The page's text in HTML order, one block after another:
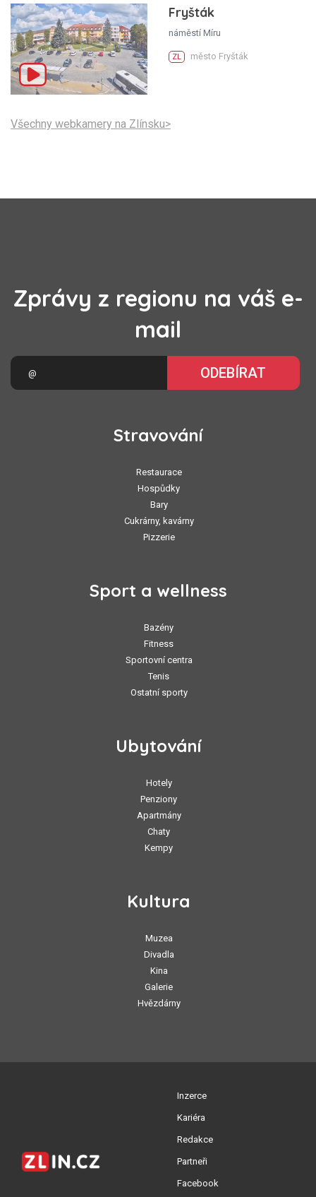
Fryšták
náměstí Míru
ZL město Fryšták
Všechny webkamery na Zlínsku>
Zprávy z regionu na váš e-
mail
ODEBÍRAT
Stravování
Restaurace
Hospůdky
Bary
Cukrárny, kavárny
Pizzerie
Sport a wellness
Bazény
Fitness
Sportovní centra
Tenis
Ostatní sporty
Ubytování
Hotely
Penziony
Apartmány
Chaty
Kempy
Kultura
Muzea
Divadla
Kina
Galerie
Hvězdárny
Inzerce
Kariéra
Redakce
Partneři
Facebook